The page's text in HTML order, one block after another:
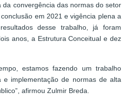
convergência das normas do setor
em 2021 e vigência plena a
desse trabalho, já foram
anos, a Estrutura Conceitual e dez
estamos fazendo um trabalho
e implementação de normas de alta
afirmou Zulmir Breda.